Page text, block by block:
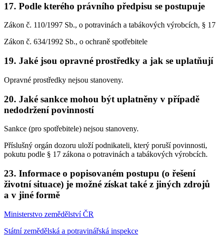
17. Podle kterého právního předpisu se postupuje
Zákon č. 110/1997 Sb., o potravinách a tabákových výrobcích, § 17
Zákon č. 634/1992 Sb., o ochraně spotřebitele
19. Jaké jsou opravné prostředky a jak se uplatňují
Opravné prostředky nejsou stanoveny.
20. Jaké sankce mohou být uplatněny v případě
nedodržení povinností
Sankce (pro spotřebitele) nejsou stanoveny.
Příslušný orgán dozoru uloží podnikateli, který poruší povinnosti,
pokutu podle § 17 zákona o potravinách a tabákových výrobcích.
23. Informace o popisovaném postupu (o řešení
životní situace) je možné získat také z jiných zdrojů
a v jiné formě
Ministerstvo zemědělství ČR
Státní zemědělská a potravinářská inspekce